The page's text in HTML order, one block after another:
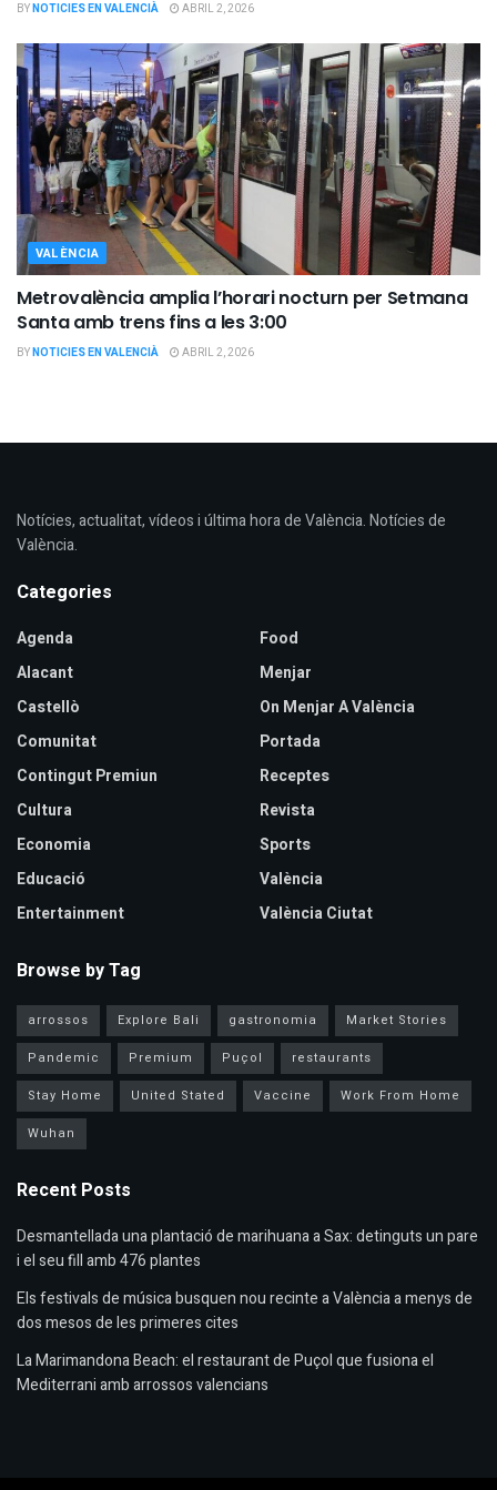
BYNOTICIES EN VALENCIÀ ABRIL 2, 2026
VALÈNCIA
Metrovalència amplia l’horari nocturn per Setmana
Santa amb trens fins a les 3:00
BYNOTICIES EN VALENCIÀ ABRIL 2, 2026
Notícies, actualitat, vídeos i última hora de València. Notícies de
València.
Categories
Agenda
Alacant
Castellò
Comunitat
Contingut Premiun
Cultura
Economia
Educació
Entertainment
Food
Menjar
On Menjar A València
Portada
Receptes
Revista
Sports
València
València Ciutat
Browse by Tag
arrossos Explore Bali gastronomia
Market Stories
Pandemic
Premium Puçol
restaurants
Stay Home
United Stated Vaccine
Work From Home
Wuhan
Recent Posts
Desmantellada una plantació de marihuana a Sax: detinguts un pare
i el seu fill amb 476 plantes
Els festivals de música busquen nou recinte a València a menys de
dos mesos de les primeres cites
La Marimandona Beach: el restaurant de Puçol que fusiona el
Mediterrani amb arrossos valencians